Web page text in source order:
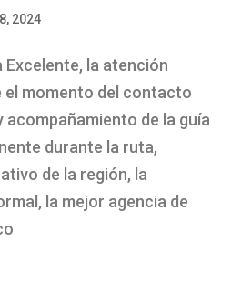
2024
Excelente, la atención
el momento del contacto
acompañamiento de la guía
durante la ruta,
de la región, la
la mejor agencia de